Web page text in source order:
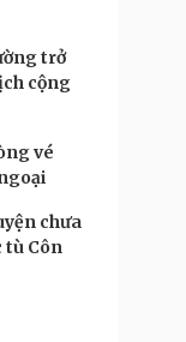
trở
cộng
vé
chưa
tù Côn